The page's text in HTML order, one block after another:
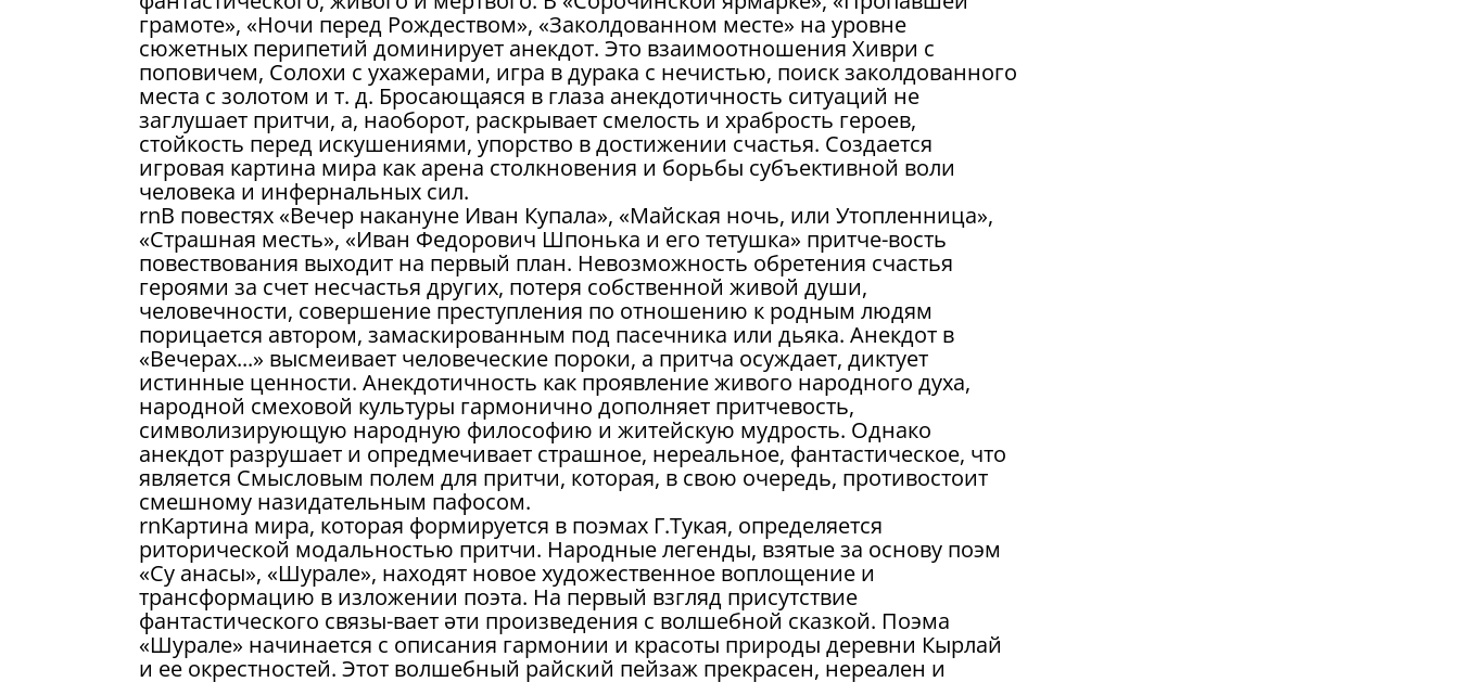
грамоте», «Ночи перед Рождеством», «Заколдованном месте» на уровне
сюжетных перипетий доминирует анекдот. Это взаимоотношения Хиври с
поповичем, Солохи с ухажерами, игра в дурака с нечистью, поиск заколдованного
места с золотом и т. д. Бросающаяся в глаза анекдотичность ситуаций не
заглушает притчи, а, наоборот, раскрывает смелость и храбрость героев,
стойкость перед искушениями, упорство в достижении счастья. Создается
игровая картина мира как арена столкновения и борьбы субъективной воли
человека и инфернальных сил.
rnВ повестях «Вечер накануне Иван Купала», «Майская ночь, или Утопленница»,
«Страшная месть», «Иван Федорович Шпонька и его тетушка» притче-вость
повествования выходит на первый план. Невозможность обретения счастья
героями за счет несчастья других, потеря собственной живой души,
человечности, совершение преступления по отношению к родным людям
порицается автором, замаскированным под пасечника или дьяка. Анекдот в
«Вечерах...» высмеивает человеческие пороки, а притча осуждает, диктует
истинные ценности. Анекдотичность как проявление живого народного духа,
народной смеховой культуры гармонично дополняет притчевость,
символизирующую народную философию и житейскую мудрость. Однако
анекдот разрушает и опредмечивает страшное, нереальное, фантастическое, что
является Смысловым полем для притчи, которая, в свою очередь, противостоит
смешному назидательным пафосом.
rnКартина мира, которая формируется в поэмах Г.Тукая, определяется
риторической модальностью притчи. Народные легенды, взятые за основу поэм
«Су анасы», «Шурале», находят новое художественное воплощение и
трансформацию в изложении поэта. На первый взгляд присутствие
фантастического связы-вает әти произведения с волшебной сказкой. Поэма
«Шурале» начинается с описания гармонии и красоты природы деревни Кырлай
и ее окрестностей. Этот волшебный райский пейзаж прекрасен, нереален и